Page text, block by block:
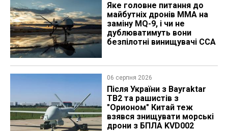
Яке головне питання до
майбутніх дронів MMA на
заміну MQ-9, і чи не
дублюватимуть вони
безпілотні винищувачі CCA
06 серпня 2026
Після України з Bayraktar
TB2 та рашистів з
"Орионом" Китай теж
взявся знищувати морські
дрони з БПЛА KVD002